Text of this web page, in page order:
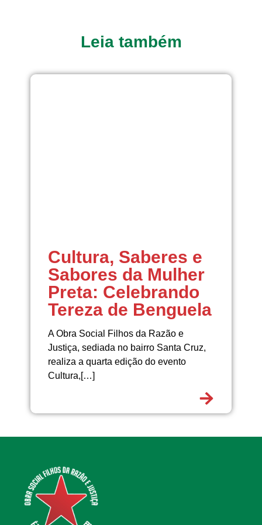
Leia também
Cultura, Saberes e
Sabores da Mulher
Preta: Celebrando
Tereza de Benguela
A Obra Social Filhos da Razão e
Justiça, sediada no bairro Santa Cruz,
realiza a quarta edição do evento
Cultura,[…]